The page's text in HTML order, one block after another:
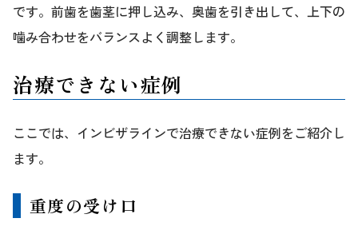
です。前歯を歯茎に押し込み、奥歯を引き出して、上下の
噛み合わせをバランスよく調整します。
治療できない症例
ここでは、インビザラインで治療できない症例をご紹介し
ます。
重度の受け口